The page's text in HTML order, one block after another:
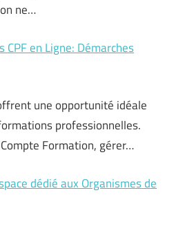
ne…
CPF en Ligne: Démarches
une opportunité idéale
professionnelles.
Formation, gérer…
dédié aux Organismes de